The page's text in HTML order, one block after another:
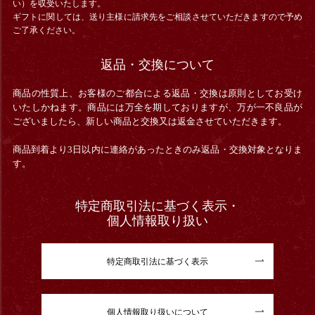
い）を収受いたします。
ギフトに関しては、送り主様に請求先をご相談させていただきますので予め
ご了承ください。
返品・交換について
商品の性質上、お客様のご都合による返品・交換は原則としてお受け
いたしかねます。商品には万全を期しておりますが、万が一不良品が
ございましたら、新しい商品と交換又は返金させていただきます。
商品到着より3日以内に連絡があったときのみ返品・交換対象となりま
す。
特定商取引法に基づく表示・
個人情報取り扱い
特定商取引法に基づく表示
個人情報取り扱いについて